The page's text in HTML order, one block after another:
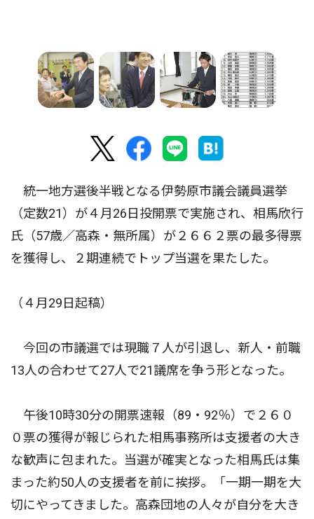
統一地方選後半戦となる伊勢原市議会議員選挙
（定数21）が４月26日投開票で実施され、相馬欣行
氏（57歳／高森・無所属）が２６６２票の最多得票
を獲得し、２期連続でトップ当選を果たした。
（４月29日起稿）
今回の市議選では現職７人が引退し、新人・前職
13人の合わせて27人で21議席を争う形となった。
午後10時30分の開票速報（89・92％）で２６０
０票の獲得が報じられた相馬事務所は支援者の大き
な歓声に包まれた。当選が確実となった相馬氏は集
まった約50人の支援者を前に挨拶。「一期一期を大
切にやってきました。高森団地の人々が自分を大き